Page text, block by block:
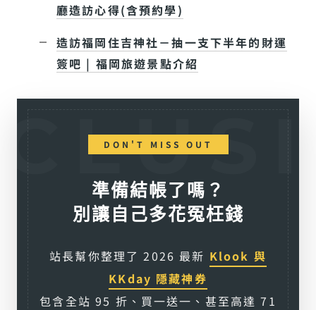
廳造訪心得(含預約學)
造訪福岡住吉神社－抽一支下半年的財運
簽吧 | 福岡旅遊景點介紹
DON'T MISS OUT
準備結帳了嗎？
別讓自己多花冤枉錢
站長幫你整理了 2026 最新 Klook 與
KKday 隱藏神券
包含全站 95 折、買一送一、甚至高達 71